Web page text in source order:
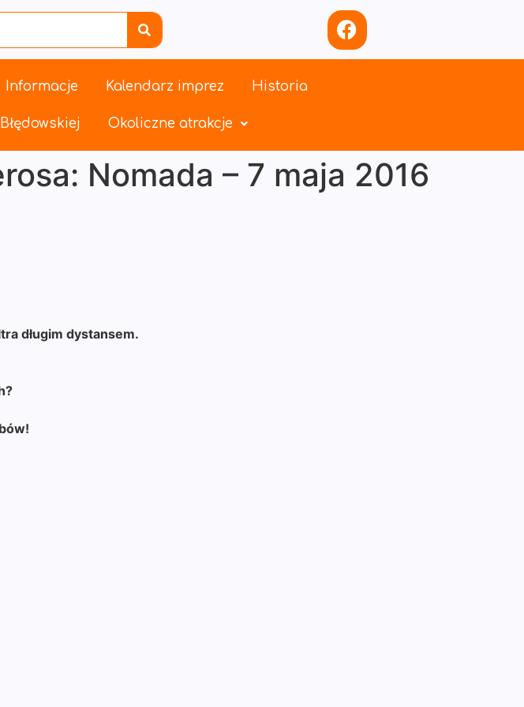
Informacje Kalendarz imprez Historia
Okoliczne atrakcje
Nomada – 7 maja 2016
długim dystansem.